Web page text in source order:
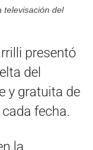
televisación del
presentó
del
y gratuita de
fecha.
la